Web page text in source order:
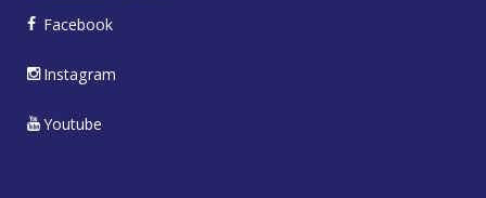
Facebook
Instagram
Youtube